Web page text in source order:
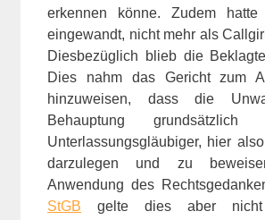
erkennen könne. Zudem
eingewandt, nicht mehr als
Diesbezüglich blieb die
Dies nahm das Gericht zum
hinzuweisen, dass die
Behauptung
Unterlassungsgläubiger, hier
darzulegen und zu
Anwendung des
StGB gelte dies aber